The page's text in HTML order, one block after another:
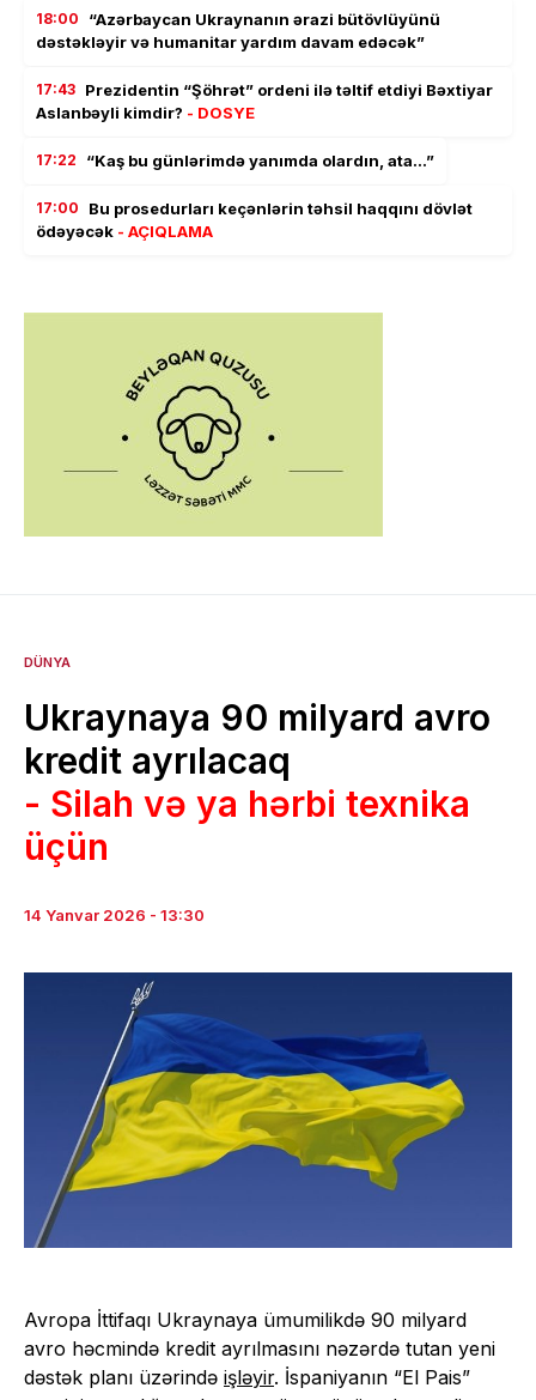
18:00
“Azərbaycan Ukraynanın ərazi bütövlüyünü
dəstəkləyir və humanitar yardım davam edəcək”
17:43 Prezidentin “Şöhrət” ordeni ilə təltif etdiyi Bəxtiyar
Aslanbəyli kimdir? - DOSYE
17:22 “Kaş bu günlərimdə yanımda olardın, ata…”
17:00
Bu prosedurları keçənlərin təhsil haqqını dövlət
ödəyəcək - AÇIQLAMA
DÜNYA
Ukraynaya 90 milyard avro
kredit ayrılacaq
- Silah və ya hərbi texnika
üçün
14 Yanvar 2026 - 13:30
Avropa İttifaqı Ukraynaya ümumilikdə 90 milyard
avro həcmində kredit ayrılmasını nəzərdə tutan yeni
dəstək planı üzərində işləyir. İspaniyanın “El Pais”